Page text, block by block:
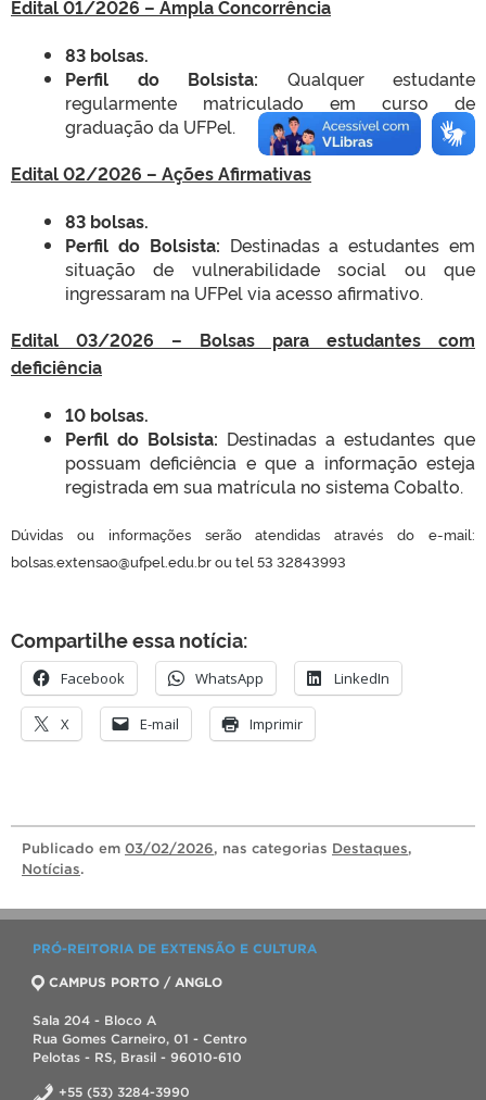
Edital 01/2026 – Ampla Concorrência
83 bolsas.
Perfil do Bolsista: Qualquer estudante
regularmente matriculado em curso de
graduação da UFPel.
Edital 02/2026 – Ações Afirmativas
83 bolsas.
Perfil do Bolsista: Destinadas a estudantes em
situação de vulnerabilidade social ou que
ingressaram na UFPel via acesso afirmativo.
Edital 03/2026 – Bolsas para estudantes com
deficiência
10 bolsas.
Perfil do Bolsista: Destinadas a estudantes que
possuam deficiência e que a informação esteja
registrada em sua matrícula no sistema Cobalto.
Dúvidas ou informações serão atendidas através do e-mail:
bolsas.extensao@ufpel.edu.br ou tel 53 32843993
Compartilhe essa notícia:
Facebook WhatsApp LinkedIn
X E-mail Imprimir
Publicado em 03/02/2026, nas categorias Destaques,
Notícias.
PRÓ-REITORIA DE EXTENSÃO E CULTURA
CAMPUS PORTO / ANGLO
Sala 204 - Bloco A
Rua Gomes Carneiro, 01 - Centro
Pelotas - RS, Brasil - 96010-610
+55 (53) 3284-3990